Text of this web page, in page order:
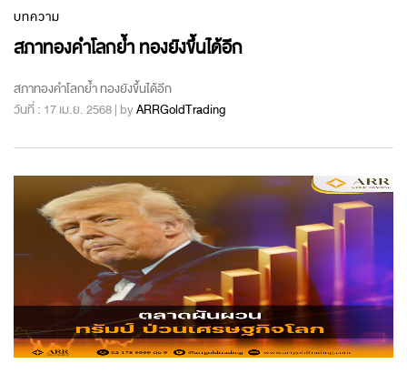
บทความ
สภาทองคำโลกย้ำ ทองยังขึ้นได้อีก
สภาทองคำโลกย้ำ ทองยังขึ้นได้อีก
วันที่ : 17 เม.ย. 2568 | byARRGoldTrading